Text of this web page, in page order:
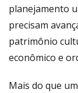
planejamento
precisam
patrimônio
econômico e
Mais do que